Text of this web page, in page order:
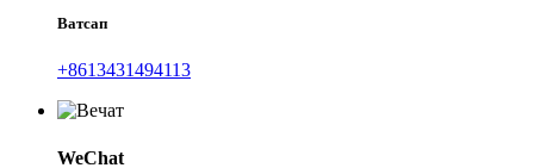
Ватсап
+8613431494113
WeChat